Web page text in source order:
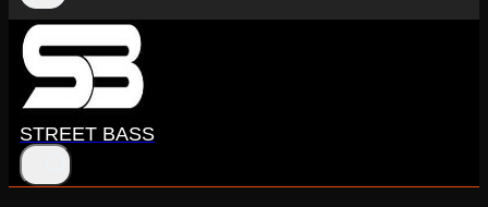
STREET BASS